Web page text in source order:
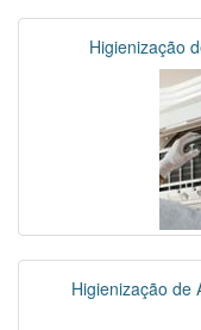
Higienização
Higienização de